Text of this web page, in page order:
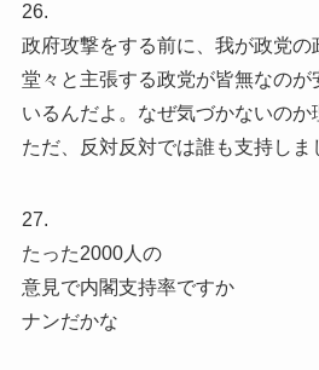
26.
政府攻撃をする前に、我が政党の
堂々と主張する政党が皆無なのが
いるんだよ。なぜ気づかないの
ただ、反対反対では誰も支持しま
27.
たった2000人の
意見で内閣支持率ですか
ナンだかな